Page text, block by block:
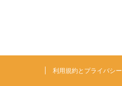
利用規約とプライバシー